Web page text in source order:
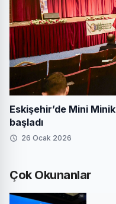
Eskişehir’de Mini
başladı
26 Ocak 2026
Çok Okunanlar